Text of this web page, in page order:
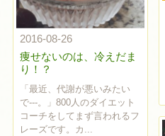
2016-08-26
痩せないのは、冷えだま
り！？
「最近、代謝が悪いみたい
で---。」800人のダイエット
コーチをしてまず言われるフ
レーズです。カ...